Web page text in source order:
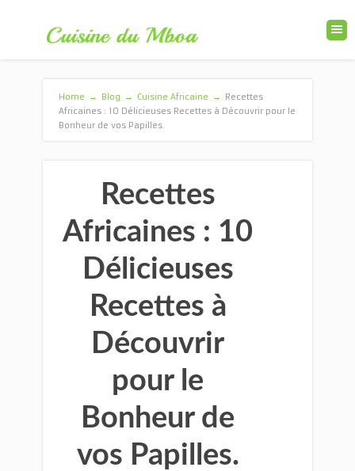
Home → Blog → Cuisine Africaine →
Recettes
Africaines : 10 Délicieuses Recettes à Découvrir pour le
Bonheur de vos Papilles.
Recettes
Africaines : 10
Délicieuses
Recettes à
Découvrir
pour le
Bonheur de
vos Papilles.